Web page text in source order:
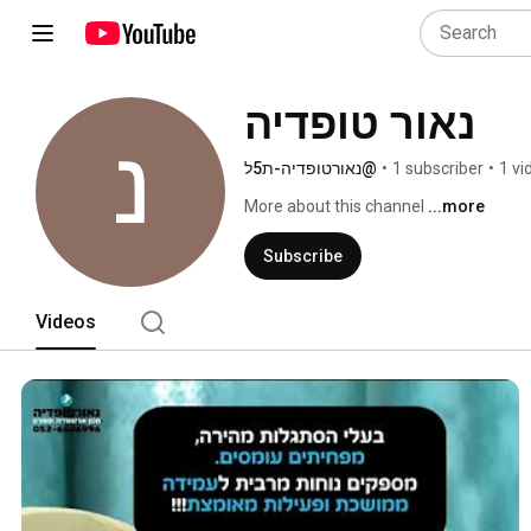
נאור טופדיה
@נאורטופדיה-ת5ל • 1 subscriber • 1
More about this channel ...more
Subscribe
Videos